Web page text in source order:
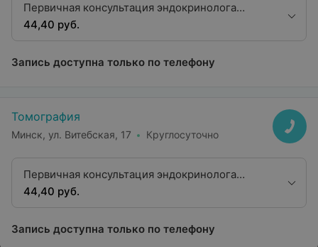
Первичная консультация эндокринолога
первой категории
44,40 руб.
Запись доступна только по телефону
Томография
Минск, ул. Витебская, 17 Круглосуточно
Первичная консультация эндокринолога
первой категории
44,40 руб.
Запись доступна только по телефону